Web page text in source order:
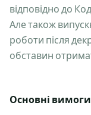
відповідно до
Але також
роботи після
обставин
Основні вимоги